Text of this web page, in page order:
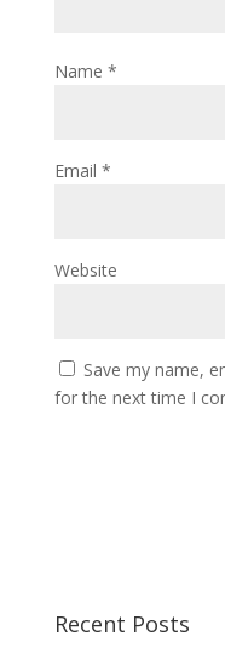
Name *
Email *
Website
Save my name,
for the next time I
Recent Posts